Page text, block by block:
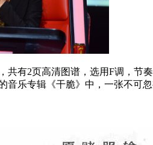
有2页高清图谱，选用F调，节奏
音乐专辑《干脆》中，一张不